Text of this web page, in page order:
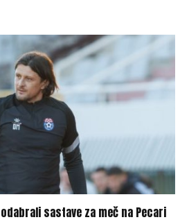
sastave za meč na Pecari